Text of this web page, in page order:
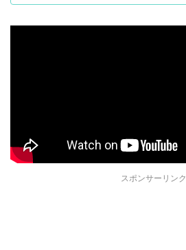
スポンサーリンク